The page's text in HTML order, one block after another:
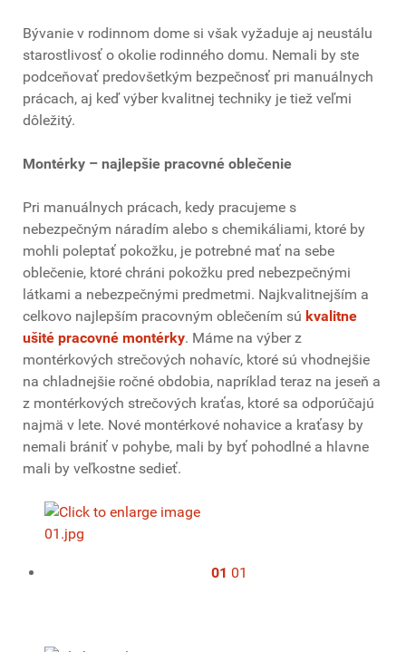
Bývanie v rodinnom dome si však vyžaduje aj neustálu
starostlivosť o okolie rodinného domu. Nemali by ste
podceňovať predovšetkým bezpečnosť pri manuálnych
prácach, aj keď výber kvalitnej techniky je tiež veľmi
dôležitý.
Montérky – najlepšie pracovné oblečenie
Pri manuálnych prácach, kedy pracujeme s
nebezpečným náradím alebo s chemikáliami, ktoré by
mohli poleptať pokožku, je potrebné mať na sebe
oblečenie, ktoré chráni pokožku pred nebezpečnými
látkami a nebezpečnými predmetmi. Najkvalitnejším a
celkovo najlepším pracovným oblečením sú kvalitne
ušité pracovné montérky. Máme na výber z
montérkových strečových nohavíc, ktoré sú vhodnejšie
na chladnejšie ročné obdobia, napríklad teraz na jeseň a
z montérkových strečových kraťas, ktoré sa odporúčajú
najmä v lete. Nové montérkové nohavice a kraťasy by
nemali brániť v pohybe, mali by byť pohodlné a hlavne
mali by veľkostne sedieť.
01 01